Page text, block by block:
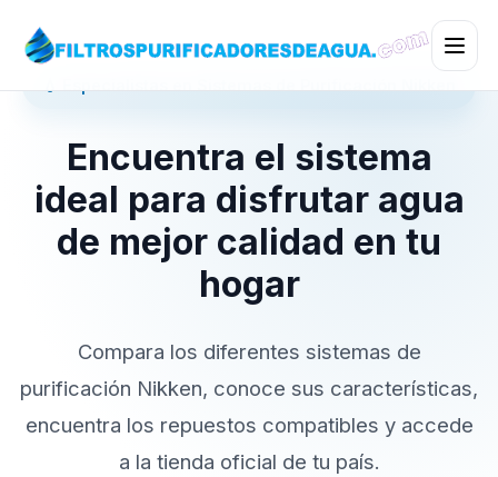
Encuentra el sistema
ideal para disfrutar agua
de mejor calidad en tu
hogar
Compara los diferentes sistemas de
purificación Nikken, conoce sus características,
encuentra los repuestos compatibles y accede
a la tienda oficial de tu país.